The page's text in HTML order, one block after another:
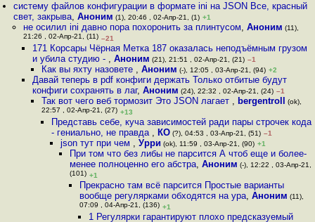
систему файлов конфигурации в формате ini на JSON Все, красный
свет, закрыва,Аноним (1), 20:46 , 02-Апр-21, (1) +1
не осилил ini давно пора похоронить за плинтусом, Аноним (11),
21:26 , 02-Апр-21, (11) –21
171 Корсары Чёрная Метка 187 оказалась неподъёмным грузом
и убила студию - , Аноним (21), 21:51 , 02-Апр-21, (21) –1
Как вы яхту назовете ,Аноним (-), 12:05 , 03-Апр-21, (94) +2
Давай теперь в pdf конфиги держать Только отбитые будут
конфиги сохранять в лаг, Аноним (24), 22:32 , 02-Апр-21, (24) –1
Так вот чего веб тормозит Это JSON лагает , bergentroll (ok),
22:57 , 02-Апр-21, (27) +13
Представь себе, куча зависимостей ради пары строчек кода
- гениально, не правда , КО(?), 04:53 , 03-Апр-21, (51) –1
json тут при чем , Урри (ok), 11:59 , 03-Апр-21, (90) +1
При том что без либы не парсится А чтоб еще и более-
менее полноценно его абстра,Аноним (-), 12:22 , 03-Апр-21,
(101) +1
Прекрасно там всё парсится Простые варианты
вообще регулярками обходятся на ура, Аноним (11),
07:09 , 04-Апр-21, (136) +1
1 Регулярки гарантируют плохо предсказуемый